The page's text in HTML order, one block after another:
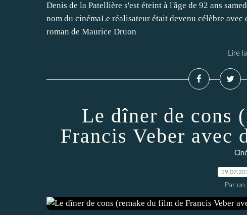
Denis de la Patellière s'est éteint à l'âge de 92 ans
nom du cinémaLe réalisateur était devenu célèbre
roman de Maurice Druon
Lire
Le dîner de cons
Francis Veber avec
Par un